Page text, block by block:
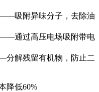
吸附异味分子，去除油
通过高压电场吸附带电
解残留有机物，防止二
降低60%